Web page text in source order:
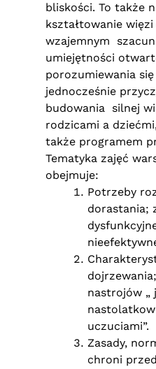
bliskości. To także
kształtowanie
wzajemnym
umiejętności
porozumiewania
jednocześnie
budowania silnej
rodzicami a
także programem
Tematyka zajęć
obejmuje:
Potrzeby
dorastania;
nastrojów „
uczuciami”.
Zasady,
chroni